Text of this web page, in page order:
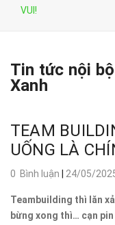
VUI!
Tin tức nội
Xanh
TEAM
UỐNG LÀ
0 Bình luận 24/05/
Teambuilding thì lăn
bừng xong thì… cạn pin